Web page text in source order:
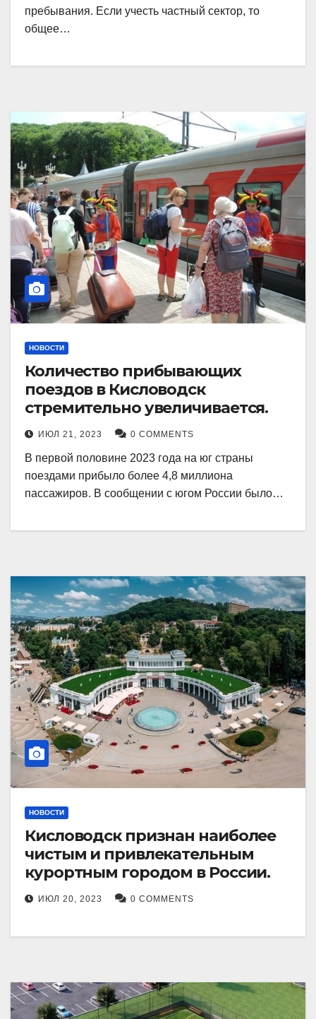
пребывания. Если учесть частный сектор, то
общее…
НОВОСТИ
Количество прибывающих
поездов в Кисловодск
стремительно увеличивается.
ИЮЛ 21, 2023 0 COMMENTS
В первой половине 2023 года на юг страны
поездами прибыло более 4,8 миллиона
пассажиров. В сообщении с югом России было…
НОВОСТИ
Кисловодск признан наиболее
чистым и привлекательным
курортным городом в России.
ИЮЛ 20, 2023 0 COMMENTS